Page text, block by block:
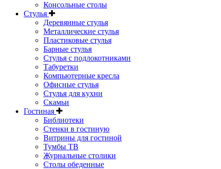
Консольные столы
Стулья
Деревянные стулья
Металлические стулья
Пластиковые стулья
Барные стулья
Стулья с подлокотниками
Табуретки
Компьютерные кресла
Офисные стулья
Стулья для кухни
Скамьи
Гостиная
Библиотеки
Стенки в гостиную
Витрины для гостиной
Тумбы ТВ
Журнальные столики
Столы обеденные